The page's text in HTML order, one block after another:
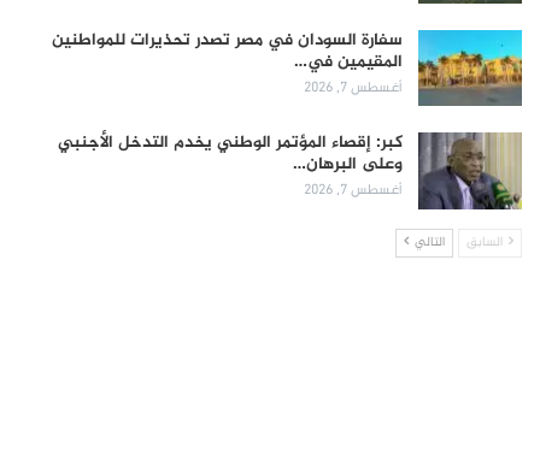
سفارة السودان في مصر تصدر تحذيرات للمواطنين
المقيمين في…
أغسطس 7, 2026
كبر: إقصاء المؤتمر الوطني يخدم التدخل الأجنبي
وعلى البرهان…
أغسطس 7, 2026
السابق التالي